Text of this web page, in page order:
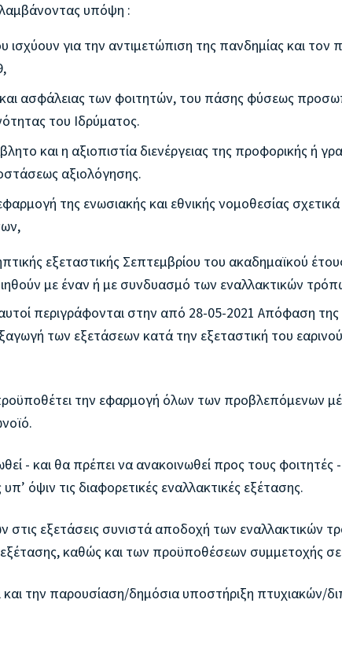
υπόψη :
ισχύουν για την αντιμετώπιση της πανδημίας και τον
ασφάλειας των φοιτητών, του πάσης φύσεως
του Ιδρύματος.
και η αξιοπιστία διενέργειας της προφορικής ή
αξιολόγησης.
της ενωσιακής και εθνικής νομοθεσίας
εξεταστικής Σεπτεμβρίου του ακαδημαϊκού
με έναν ή με συνδυασμό των εναλλακτικών
περιγράφονται στην από 28-05-2021 Απόφαση της
των εξετάσεων κατά την εξεταστική του
την εφαρμογή όλων των προβλεπόμενων
- και θα πρέπει να ανακοινωθεί προς τους φοιτητές
όψιν τις διαφορετικές εναλλακτικές εξέτασης.
εξετάσεις συνιστά αποδοχή των εναλλακτικών
καθώς και των προϋποθέσεων συμμετοχής
την παρουσίαση/δημόσια υποστήριξη πτυχιακών/